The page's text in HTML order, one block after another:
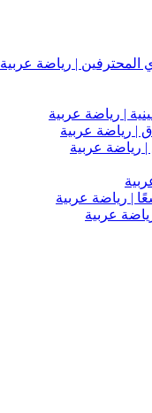
المحترفين | رياضة عربية
| رياضة عربية
| رياضة عربية
| رياضة عربية
عربية